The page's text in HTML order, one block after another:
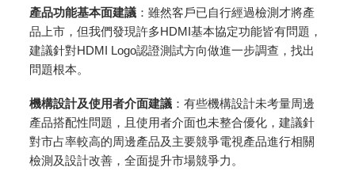
產品功能基本面建議 ：雖然客戶已自行經過檢測才將產
品上市，但我們發現許多HDMI基本協定功能皆有問題，
建議針對HDMI Logo認證測試方向做進一步調查，找出
問題根本。
機構設計及使用者介面建議 ：有些機構設計未考量周邊
產品搭配性問題，且使用者介面也未整合優化，建議針
對市占率較高的周邊產品及主要競爭電視產品進行相關
檢測及設計改善，全面提升市場競爭力。